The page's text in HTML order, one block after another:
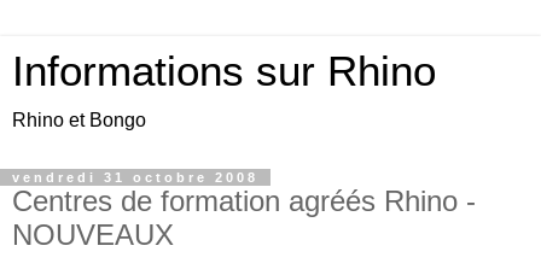
Informations sur Rhino
Rhino et Bongo
vendredi 31 octobre 2008
Centres de formation agréés Rhino -
NOUVEAUX